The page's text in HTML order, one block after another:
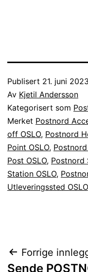
Publisert 21. juni 2023
Av Kjetil Andersson
Kategorisert som
Merket Postnord
off OSLO, Postnord
Point OSLO,
Post OSLO, Postnord
Station OSLO,
Utleveringssted OSLO
Forrige
Sende